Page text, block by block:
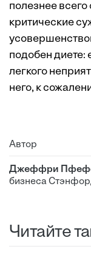
полезнее
критические
подобен диете:
легкого
него, к
Автор
Джеффри
бизнеса
Читайте